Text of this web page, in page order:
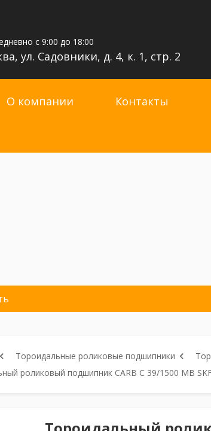
с 9:00 до 18:00
ул. Садовники, д. 4, к. 1, стр. 2
О компании Контакты
Тороидальные роликовые подшипники
роликовый подшипник CARB C 39/1500 MB